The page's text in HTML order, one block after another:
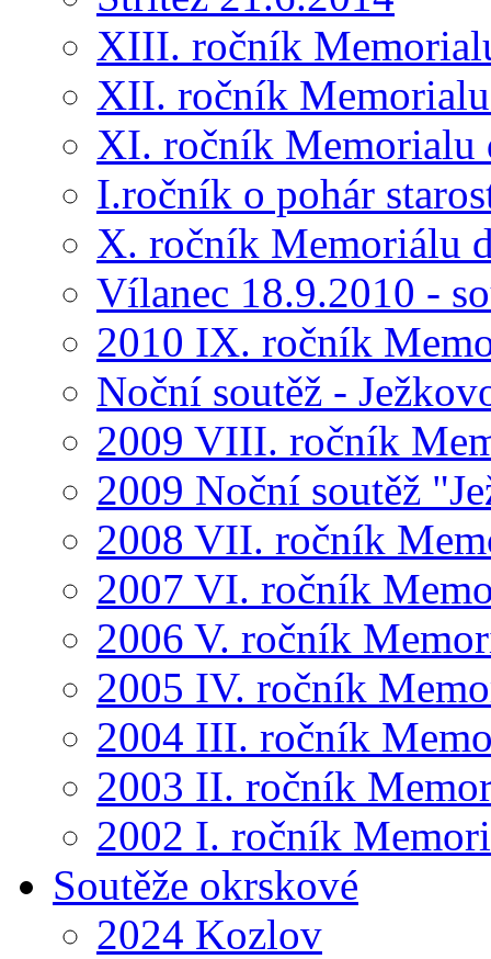
XIII. ročník
XII. ročník
XI. ročník Memorialu
I.ročník o pohár
X. ročník Memoriálu
Vílanec 18.9.2010 -
2010 IX. ročník
Noční soutěž -
2009 VIII. ročník
2009 Noční soutěž
2008 VII. ročník
2007 VI. ročník
2006 V. ročník
2005 IV. ročník
2004 III. ročník
2003 II. ročník
2002 I. ročník
Soutěže okrskové
2024 Kozlov